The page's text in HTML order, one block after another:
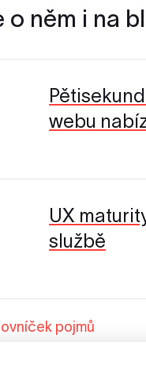
o něm i na
webu
UX
službě
pojmů